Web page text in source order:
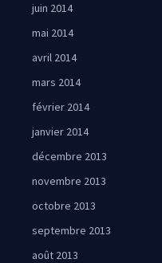
juin 2014
mai 2014
avril 2014
mars 2014
février 2014
janvier 2014
décembre 2013
novembre 2013
octobre 2013
septembre 2013
août 2013